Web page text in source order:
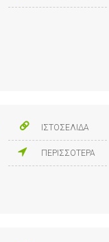
ΙΣΤΟΣΕΛΙΔΑ
ΠΕΡΙΣΣΟΤΕΡΑ